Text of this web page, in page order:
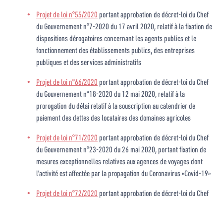
Projet de loi n°55/2020portant approbation de décret-loi du Chef
du Gouvernement n°7-2020 du 17 avril 2020, relatif à la fixation de
dispositions dérogatoires concernant les agents publics et le
fonctionnement des établissements publics, des entreprises
publiques et des services administratifs
Projet de loi n°66/2020portant approbation de décret-loi du Chef
du Gouvernement n°18-2020 du 12 mai 2020, relatif à la
prorogation du délai relatif à la souscription au calendrier de
paiement des dettes des locataires des domaines agricoles
Projet de loi n°71/2020portant approbation de décret-loi du Chef
du Gouvernement n°23-2020 du 26 mai 2020, portant fixation de
mesures exceptionnelles relatives aux agences de voyages dont
l’activité est affectée par la propagation du Coronavirus «Covid-19»
Projet de loi n°72/2020portant approbation de décret-loi du Chef